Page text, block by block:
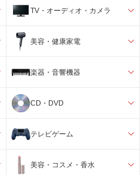
TV・オーディオ・カメラ
美容・健康家電
楽器・音響機器
CD・DVD
テレビゲーム
美容・コスメ・香水